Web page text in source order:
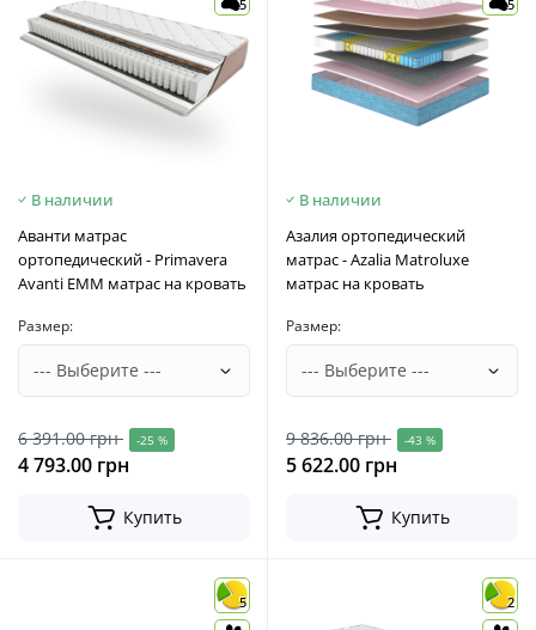
5
В наличии
Аванти матрас
ортопедический - Primavera
Avanti EMM матрас на кровать
Размер:
6 391.00 грн -25 %
4 793.00 грн
Купить
5
В наличии
Азалия ортопедический
матрас - Azalia Matroluxe
матрас на кровать
Размер:
9 836.00 грн -43 %
5 622.00 грн
Купить
5 2